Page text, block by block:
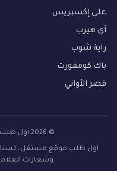
علي إكسبريس
آي هيرب
راية شوب
باك كومفورت
قصر الأواني
© 2026 أول طلب — جميع الحقوق محفوظة.
أول طلب موقع مستقل، لسنا
وشعارات